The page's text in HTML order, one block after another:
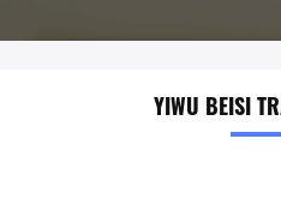
YIWU BEISI